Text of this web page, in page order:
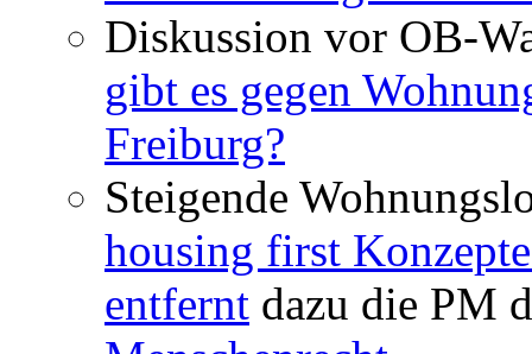
Diskussion vor OB-
gibt es gegen
Freiburg?
Steigende
housing first
entfernt dazu die PM